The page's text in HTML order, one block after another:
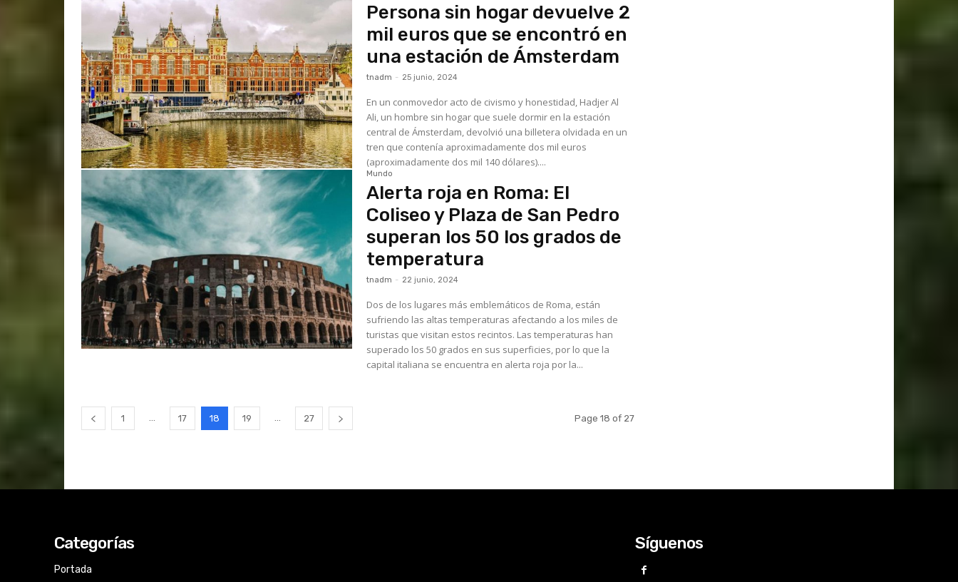
Persona sin hogar devuelve 2
mil euros que se encontró en
una estación de Ámsterdam
tnadm - 25 junio, 2024
En un conmovedor acto de civismo y honestidad, Hadjer Al
Ali, un hombre sin hogar que suele dormir en la estación
central de Ámsterdam, devolvió una billetera olvidada en un
tren que contenía aproximadamente dos mil euros
(aproximadamente dos mil 140 dólares)....
Mundo
Alerta roja en Roma: El
Coliseo y Plaza de San Pedro
superan los 50 los grados de
temperatura
tnadm - 22 junio, 2024
Dos de los lugares más emblemáticos de Roma, están
sufriendo las altas temperaturas afectando a los miles de
turistas que visitan estos recintos. Las temperaturas han
superado los 50 grados en sus superficies, por lo que la
capital italiana se encuentra en alerta roja por la...
1 17 18 19 27 Page 18 of 27
Categorías
Portada
Síguenos